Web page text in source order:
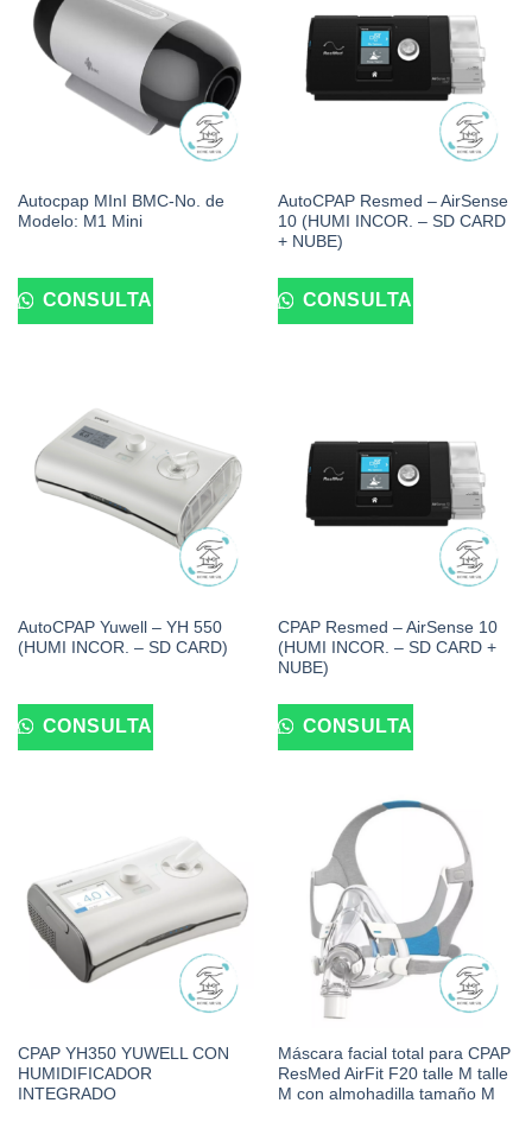
Autocpap MInI BMC-No. de
Modelo: M1 Mini
CONSULTA
AutoCPAP Resmed – AirSense
10 (HUMI INCOR. – SD CARD
+ NUBE)
CONSULTA
AutoCPAP Yuwell – YH 550
(HUMI INCOR. – SD CARD)
CONSULTA
CPAP Resmed – AirSense 10
(HUMI INCOR. – SD CARD +
NUBE)
CONSULTA
CPAP YH350 YUWELL CON
HUMIDIFICADOR
INTEGRADO
Máscara facial total para CPAP
ResMed AirFit F20 talle M talle
M con almohadilla tamaño M